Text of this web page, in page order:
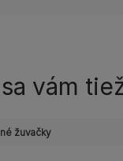
vám
žuvačky